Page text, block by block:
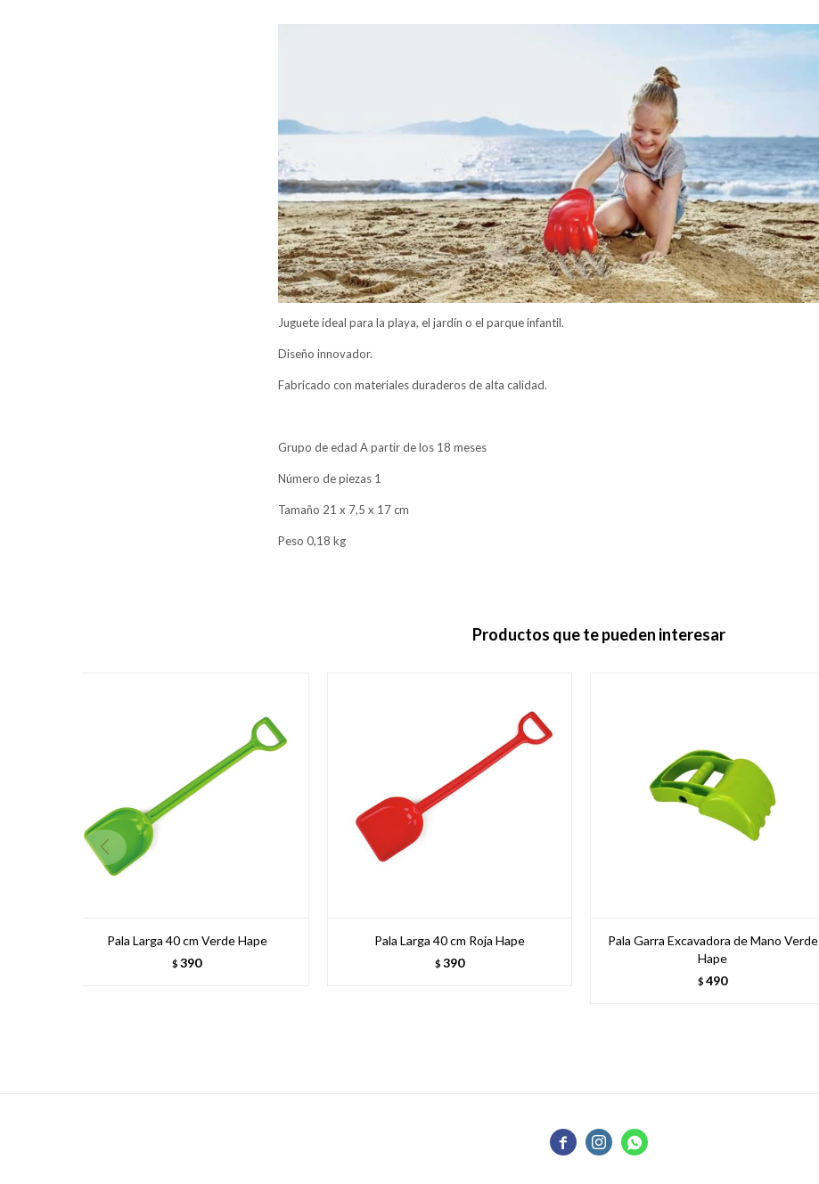
Juguete ideal para la playa, el jardín o el parque infantil.
Diseño innovador.
Fabricado con materiales duraderos de alta calidad.
Grupo de edad A partir de los 18 meses
Número de piezas 1
Tamaño 21 x 7,5 x 17 cm
Peso 0,18 kg
Productos que te pueden interesar
Pala Larga 40 cm Verde Hape
$ 390
Pala Larga 40 cm Roja Hape
$ 390
Pala Garra Excavadora de Mano Verde
Hape
$ 490
  